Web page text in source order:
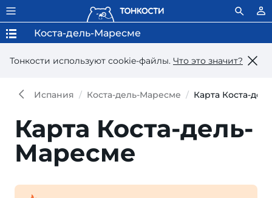
Тонкости используют сookie-файлы. Что это значит?
Коста-дель-Маресме
Испания Коста-дель-Маресме Карта Коста-
Карта Коста-дель-
Маресме